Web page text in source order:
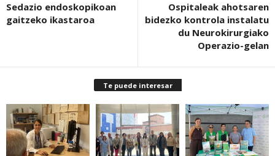
Sedazio endoskopikoan
gaitzeko ikastaroa
Ospitaleak ahotsaren
bidezko kontrola instalatu
du Neurokirurgiako
Operazio-gelan
Te puede interesar